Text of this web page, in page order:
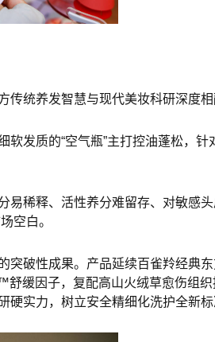
统养发智慧与现代美妆科研深度相
发质的“空气瓶”主打控油蓬松，针
稀释、活性养分难留存、对敏感
空白。
破性成果。产品延续百雀羚经典
缓因子，复配高山火绒草愈伤组
实力，树立安全精细化洗护全新标